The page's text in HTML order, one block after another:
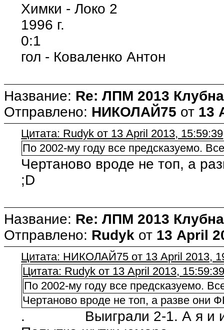
Химки - Локо 2
1996 г.
0:1
гол - Коваленко Антон
Название: Re: ЛПМ 2013
Отправлено: НИКОЛАЙ75 от 13
Цитата: Rudyk от 13 April 2013, 15:59:39
По 2002-му году все предсказуемо.
Чертаново вроде не топ, а
;D
Название: Re: ЛПМ 2013
Отправлено: Rudyk от 13 April
Цитата: НИКОЛАЙ75 от 13 April 2013,
Цитата: Rudyk от 13 April 2013,
По 2002-му году все предсказуемо.
Чертаново вроде не топ, а разве
. Выиграли 2-1. А я и